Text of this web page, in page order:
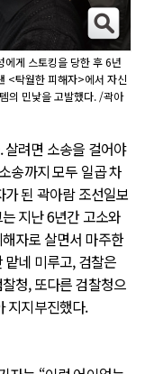
게 스토킹을 당한 후 6년
<탁월한 피해자>에서 자신
의 민낯을 고발했다. /곽아
려면 소송을 걸어야
송까지 모두 일곱 차
된 곽아람 조선일보
지난 6년간 고소와
자로 살면서 마주한
네 미루고, 검찰은
청, 또다른 검찰청으
지지부진했다.